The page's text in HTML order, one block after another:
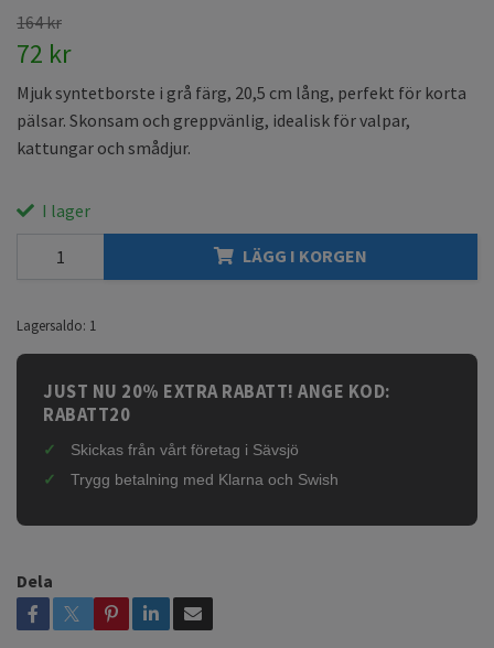
164 kr
72 kr
Mjuk syntetborste i grå färg, 20,5 cm lång, perfekt för korta
pälsar. Skonsam och greppvänlig, idealisk för valpar,
kattungar och smådjur.
I lager
LÄGG I KORGEN
Lagersaldo: 1
JUST NU 20% EXTRA RABATT! ANGE KOD:
RABATT20
Skickas från vårt företag i Sävsjö
Trygg betalning med Klarna och Swish
Dela